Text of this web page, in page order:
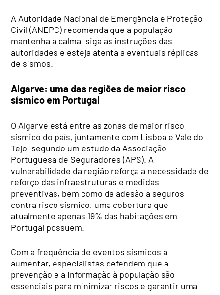
A Autoridade Nacional de Emergência e Proteção
Civil (ANEPC) recomenda que a população
mantenha a calma, siga as instruções das
autoridades e esteja atenta a eventuais réplicas
de sismos.
Algarve: uma das regiões de maior risco
sísmico em Portugal
O Algarve está entre as zonas de maior risco
sísmico do país, juntamente com Lisboa e Vale do
Tejo, segundo um estudo da Associação
Portuguesa de Seguradores (APS). A
vulnerabilidade da região reforça a necessidade de
reforço das infraestruturas e medidas
preventivas, bem como da adesão a seguros
contra risco sísmico, uma cobertura que
atualmente apenas 19% das habitações em
Portugal possuem.
Com a frequência de eventos sísmicos a
aumentar, especialistas defendem que a
prevenção e a informação à população são
essenciais para minimizar riscos e garantir uma